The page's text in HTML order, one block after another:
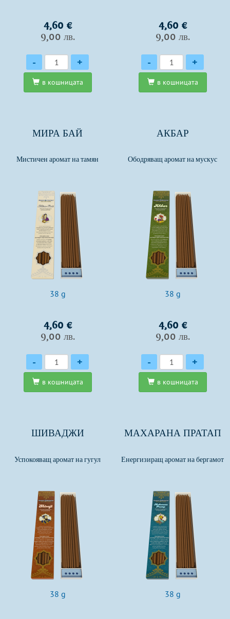
4,60 €
9,00 лв.
Количество
- +
в кошницата
4,60 €
9,00 лв.
Количество
- +
в кошницата
МИРА БАЙ
Мистичен аромат на тамян
38 g
4,60 €
9,00 лв.
Количество
- +
в кошницата
АКБАР
Ободряващ аромат на мускус
38 g
4,60 €
9,00 лв.
Количество
- +
в кошницата
ШИВАДЖИ
Успокояващ аромат на гугул
38 g
МАХАРАНА ПРАТАП
Енергизиращ аромат на бергамот
38 g